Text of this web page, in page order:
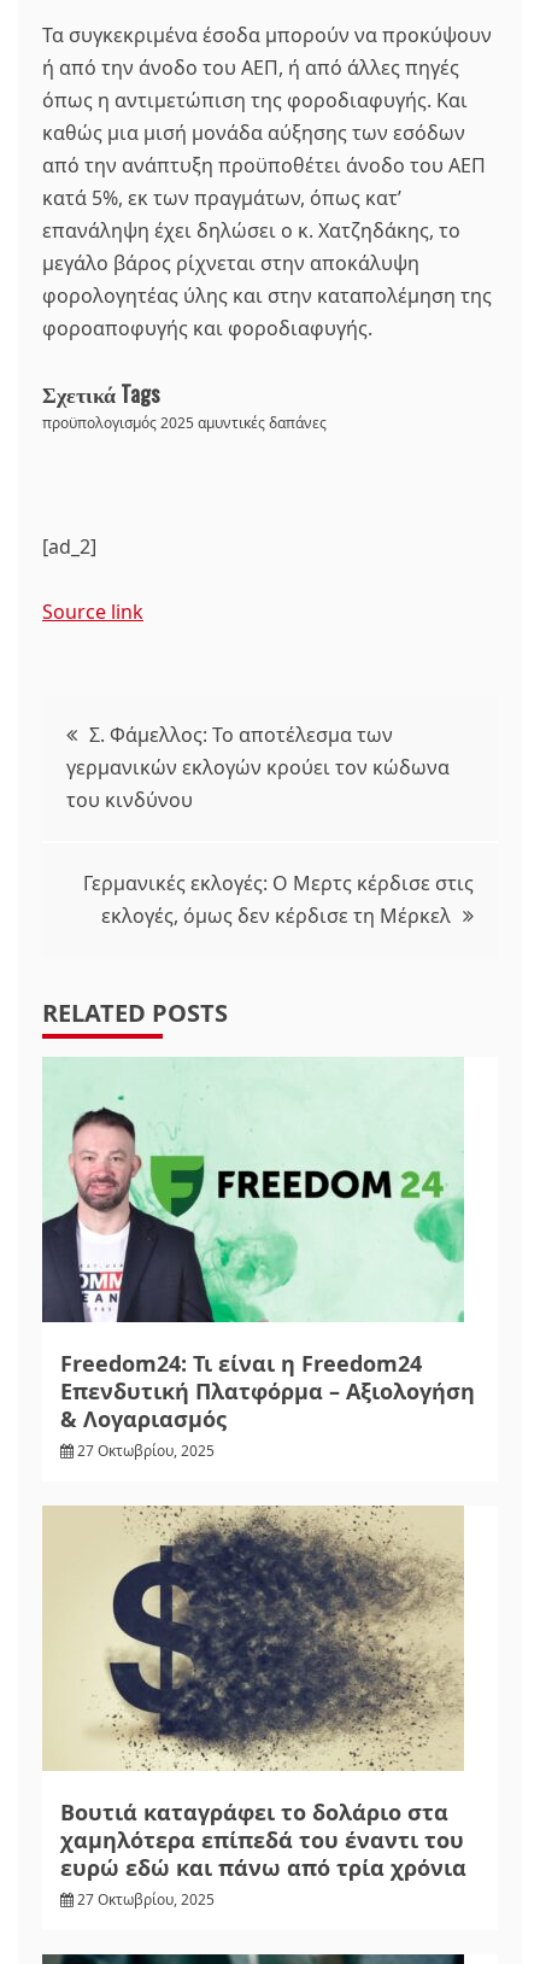
Τα συγκεκριμένα έσοδα μπορούν να προκύψουν
ή από την άνοδο του ΑΕΠ, ή από άλλες πηγές
όπως η αντιμετώπιση της φοροδιαφυγής. Και
καθώς μια μισή μονάδα αύξησης των εσόδων
από την ανάπτυξη προϋποθέτει άνοδο του ΑΕΠ
κατά 5%, εκ των πραγμάτων, όπως κατ’
επανάληψη έχει δηλώσει ο κ. Χατζηδάκης, το
μεγάλο βάρος ρίχνεται στην αποκάλυψη
φορολογητέας ύλης και στην καταπολέμηση της
φοροαποφυγής και φοροδιαφυγής.
Σχετικά Tags
προϋπολογισμός 2025 αμυντικές δαπάνες
[ad_2]
Source link
Πλοήγηση
άρθρων
Σ. Φάμελλος: Το αποτέλεσμα των
γερμανικών εκλογών κρούει τον κώδωνα
του κινδύνου
Γερμανικές εκλογές: Ο Μερτς κέρδισε στις
εκλογές, όμως δεν κέρδισε τη Μέρκελ
RELATED POSTS
Freedom24: Τι είναι η Freedom24
Επενδυτική Πλατφόρμα – Αξιολογήση
& Λογαριασμός
27 Οκτωβρίου, 2025
Βουτιά καταγράφει το δολάριο στα
χαμηλότερα επίπεδά του έναντι του
ευρώ εδώ και πάνω από τρία χρόνια
27 Οκτωβρίου, 2025